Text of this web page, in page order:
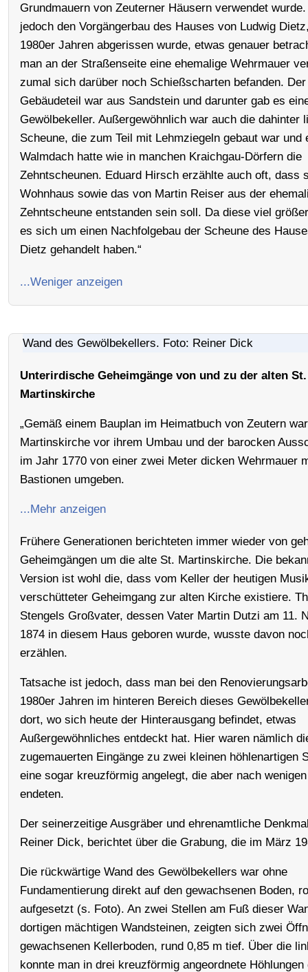
Grundmauern von Zeuterner Häusern verwendet
jedoch den Vorgängerbau des Hauses von Ludwig
1980er Jahren abgerissen wurde, etwas genauer
man an der Straßenseite eine ehemalige Wehrmauer
zumal sich darüber noch Schießscharten befanden.
Gebäudeteil war aus Sandstein und darunter gab es
Gewölbekeller. Außergewöhnlich war auch die dahinter
Scheune, die zum Teil mit Lehmziegeln gebaut war und
Walmdach hatte wie in manchen Kraichgau-Dörfern die
Zehntscheunen. Eduard Hirsch erzählte auch oft, dass
Wohnhaus sowie das von Martin Reiser aus der
Zehntscheune entstanden sein soll. Da diese viel
es sich um einen Nachfolgebau der Scheune des
Dietz gehandelt haben.“
...Weniger anzeigen
Wand des Gewölbekellers. Foto: Reiner Dick
Unterirdische Geheimgänge von und zu der alten St.
Martinskirche
„Gemäß einem Bauplan im Heimatbuch von Zeutern
Martinskirche vor ihrem Umbau und der barocken
im Jahr 1770 von einer zwei Meter dicken Wehrmauer
Bastionen umgeben.
...Mehr anzeigen
Frühere Generationen berichteten immer wieder von
Geheimgängen um die alte St. Martinskirche. Die
Version ist wohl die, dass vom Keller der heutigen
verschütteter Geheimgang zur alten Kirche existiere.
Stengels Großvater, dessen Vater Martin Dutzi am 11.
1874 in diesem Haus geboren wurde, wusste davon
erzählen.
Tatsache ist jedoch, dass man bei den
1980er Jahren im hinteren Bereich dieses
dort, wo sich heute der Hinterausgang befindet, etwas
Außergewöhnliches entdeckt hat. Hier waren nämlich
zugemauerten Eingänge zu zwei kleinen höhlenartigen
eine sogar kreuzförmig angelegt, die aber nach
endeten.
Der seinerzeitige Ausgräber und ehrenamtliche
Reiner Dick, berichtet über die Grabung, die im März
Die rückwärtige Wand des Gewölbekellers war ohne
Fundamentierung direkt auf den gewachsenen Boden,
aufgesetzt (s. Foto). An zwei Stellen am Fuß dieser
dortigen mächtigen Wandsteinen, zeigten sich zwei
gewachsenen Kellerboden, rund 0,85 m tief. Über die
konnte man in drei kreuzförmig angeordnete Höhlungen